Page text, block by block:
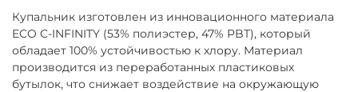
Купальник изготовлен из инновационного материала
ECO C-INFINITY (53% полиэстер, 47% PBT), который
обладает 100% устойчивостью к хлору. Материал
производится из переработанных пластиковых
бутылок, что снижает воздействие на окружающую